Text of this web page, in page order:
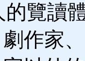
覽讀
作家